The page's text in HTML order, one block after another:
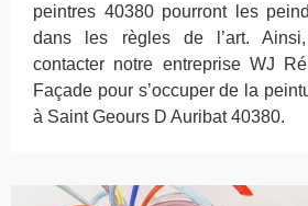
peintres 40380 pourront les
dans les règles de l’art.
contacter notre entreprise WJ
Façade pour s’occuper de la
à Saint Geours D Auribat 40380.